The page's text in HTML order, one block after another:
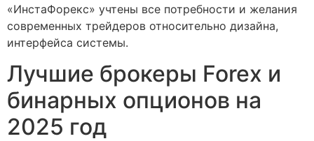
«ИнстаФорекс» учтены все потребности и желания
современных трейдеров относительно дизайна,
интерфейса системы.
Лучшие брокеры Forex и
бинарных опционов на
2025 год